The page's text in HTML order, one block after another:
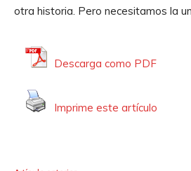
otra historia. Pero necesitamos la
Descarga como PDF
Imprime este artículo